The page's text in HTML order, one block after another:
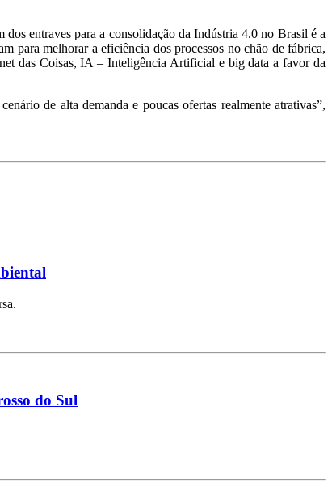
entraves para a consolidação da Indústria 4.0 no Brasil é a
para melhorar a eficiência dos processos no chão de fábrica,
das Coisas, IA – Inteligência Artificial e big data a favor da
de alta demanda e poucas ofertas realmente atrativas”,
do Sul